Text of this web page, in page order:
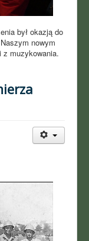
był okazją do
nowym
muzykowania.